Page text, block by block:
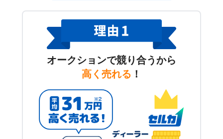
オークションで競り合うから
高く売れる ！